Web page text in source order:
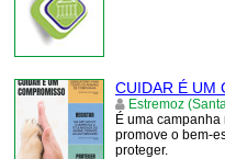
CUIDAR É UM
Estremoz
É uma
promove o bem-
proteger.